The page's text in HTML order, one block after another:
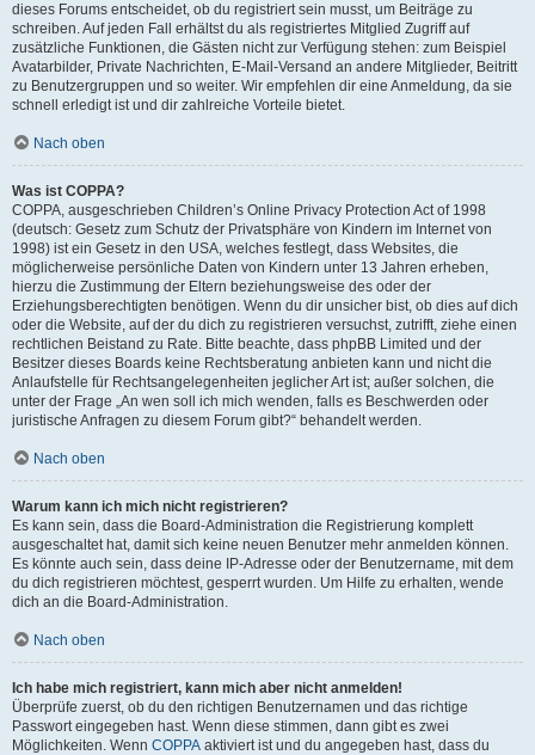
dieses Forums entscheidet, ob du registriert sein musst, um Beiträge zu
schreiben. Auf jeden Fall erhältst du als registriertes Mitglied Zugriff auf
zusätzliche Funktionen, die Gästen nicht zur Verfügung stehen: zum Beispiel
Avatarbilder, Private Nachrichten, E-Mail-Versand an andere Mitglieder, Beitritt
zu Benutzergruppen und so weiter. Wir empfehlen dir eine Anmeldung, da sie
schnell erledigt ist und dir zahlreiche Vorteile bietet.
Nach oben
Was ist COPPA?
COPPA, ausgeschrieben Children’s Online Privacy Protection Act of 1998
(deutsch: Gesetz zum Schutz der Privatsphäre von Kindern im Internet von
1998) ist ein Gesetz in den USA, welches festlegt, dass Websites, die
möglicherweise persönliche Daten von Kindern unter 13 Jahren erheben,
hierzu die Zustimmung der Eltern beziehungsweise des oder der
Erziehungsberechtigten benötigen. Wenn du dir unsicher bist, ob dies auf dich
oder die Website, auf der du dich zu registrieren versuchst, zutrifft, ziehe einen
rechtlichen Beistand zu Rate. Bitte beachte, dass phpBB Limited und der
Besitzer dieses Boards keine Rechtsberatung anbieten kann und nicht die
Anlaufstelle für Rechtsangelegenheiten jeglicher Art ist; außer solchen, die
unter der Frage „An wen soll ich mich wenden, falls es Beschwerden oder
juristische Anfragen zu diesem Forum gibt?“ behandelt werden.
Nach oben
Warum kann ich mich nicht registrieren?
Es kann sein, dass die Board-Administration die Registrierung komplett
ausgeschaltet hat, damit sich keine neuen Benutzer mehr anmelden können.
Es könnte auch sein, dass deine IP-Adresse oder der Benutzername, mit dem
du dich registrieren möchtest, gesperrt wurden. Um Hilfe zu erhalten, wende
dich an die Board-Administration.
Nach oben
Ich habe mich registriert, kann mich aber nicht anmelden!
Überprüfe zuerst, ob du den richtigen Benutzernamen und das richtige
Passwort eingegeben hast. Wenn diese stimmen, dann gibt es zwei
Möglichkeiten. Wenn COPPA aktiviert ist und du angegeben hast, dass du